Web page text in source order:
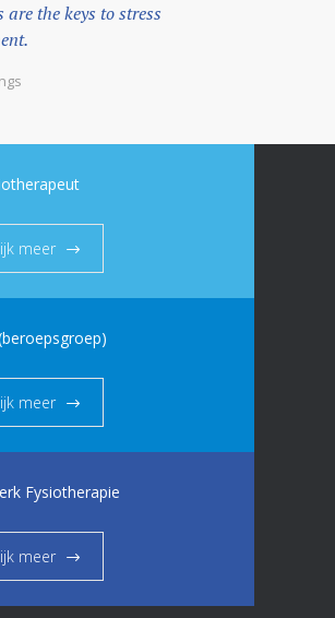
are the keys to stress
meer
meer
Fysiotherapie
meer